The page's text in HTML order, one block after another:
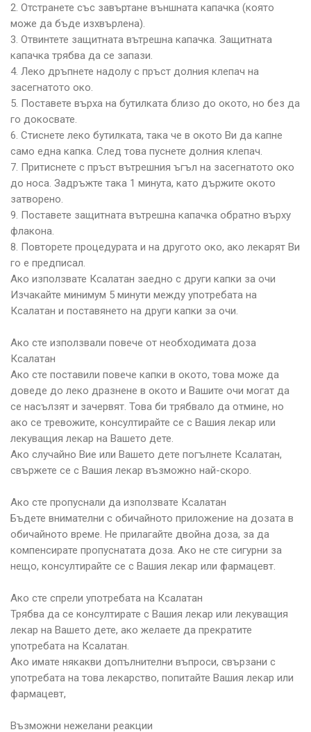
2. Отстранете със завъртане външната капачка (която
може да бъде изхвърлена).
3. Отвинтете защитната вътрешна капачка. Защитната
капачка трябва да се запази.
4. Леко дръпнете надолу с пръст долния клепач на
засегнатото око.
5. Поставете върха на бутилката близо до окото, но без да
го докосвате.
6. Стиснете леко бутилката, така че в окото Ви да капне
само една капка. След това пуснете долния клепач.
7. Притиснете с пръст вътрешния ъгъл на засегнатото око
до носа. Задръжте така 1 минута, като държите окото
затворено.
9. Поставете защитната вътрешна капачка обратно върху
флакона.
8. Повторете процедурата и на другото око, ако лекарят Ви
го е предписал.
Ако използвате Ксалатан заедно с други капки за очи
Изчакайте минимум 5 минути между употребата на
Ксалатан и поставянето на други капки за очи.
Ако сте използвали повече от необходимата доза
Ксалатан
Ако сте поставили повече капки в окото, това може да
доведе до леко дразнене в окото и Вашите очи могат да
се насълзят и зачервят. Това би трябвало да отмине, но
ако се тревожите, консултирайте се с Вашия лекар или
лекуващия лекар на Вашето дете.
Ако случайно Вие или Вашето дете погълнете Ксалатан,
свържете се с Вашия лекар възможно най-скоро.
Ако сте пропуснали да използвате Ксалатан
Бъдете внимателни с обичайното приложение на дозата в
обичайното време. Не прилагайте двойна доза, за да
компенсирате пропуснатата доза. Ако не сте сигурни за
нещо, консултирайте се с Вашия лекар или фармацевт.
Ако сте спрели употребата на Ксалатан
Трябва да се консултирате с Вашия лекар или лекуващия
лекар на Вашето дете, ако желаете да прекратите
употребата на Ксалатан.
Ако имате някакви допълнителни въпроси, свързани с
употребата на това лекарство, попитайте Вашия лекар или
фармацевт,
Възможни нежелани реакции